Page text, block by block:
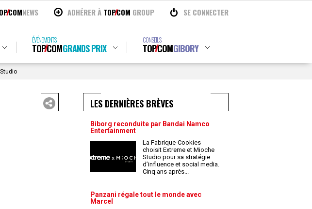
COMNEWS ADHÉRER À TOPCOM GROUP SE CONNECTER
ÉVÉNEMENTS
TOPCOMGRANDS PRIX
CONSEILS
TOPCOMGIBORY
LES DERNIÈRES BRÈVES
Biborg reconduite par Bandai Namco
Entertainment
La Fabrique-Cookies
choisit Extreme et Mioche
Studio pour sa stratégie
d’influence et social media.
Cinq ans après...
Panzani régale tout le monde avec
Marcel